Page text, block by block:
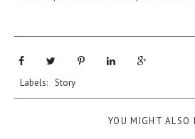
Labels: Story
YOU MIGHT ALSO